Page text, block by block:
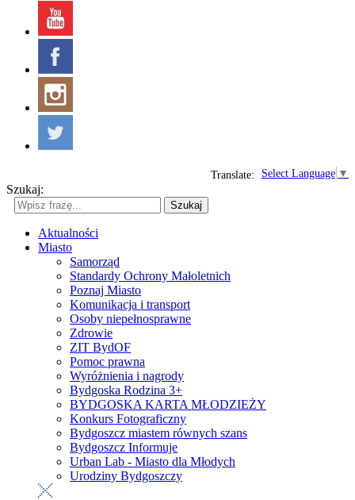
Select Language ▼
Translate:
Szukaj:
Szukaj
Aktualności
Miasto
Samorząd
Standardy Ochrony Małoletnich
Poznaj Miasto
Komunikacja i transport
Osoby niepełnosprawne
Zdrowie
ZIT BydOF
Pomoc prawna
Wyróżnienia i nagrody
Bydgoska Rodzina 3+
BYDGOSKA KARTA MŁODZIEŻY
Konkurs Fotograficzny
Bydgoszcz miastem równych szans
Bydgoszcz Informuje
Urban Lab - Miasto dla Młodych
Urodziny Bydgoszczy